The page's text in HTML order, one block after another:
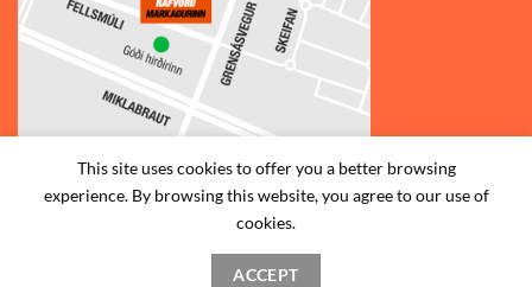
© 2026Rafvörumarkaðurinn v/Fellsmúla | Síðumúla 34, 108
Reykjavík | S: 585-2888 |
HAFA SAMBAND
This site uses cookies to offer you a better browsing
experience. By browsing this website, you agree to our use of
cookies.
ACCEPT